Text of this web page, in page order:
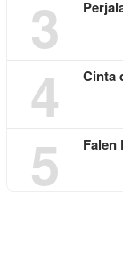
3
4 Cinta
5 Falen